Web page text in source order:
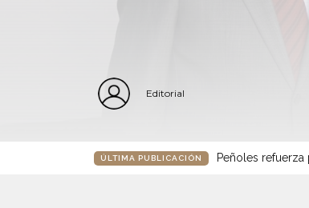
Editorial
ÚLTIMA PUBLICACIÓN Peñoles